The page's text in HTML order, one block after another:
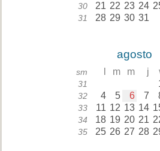
30 21 22 23 24
31 28 29 30 31
agosto
sm m m j
31
32 4 5 6 7
33 11 12 13 14
34 18 19 20 21
35 25 26 27 28